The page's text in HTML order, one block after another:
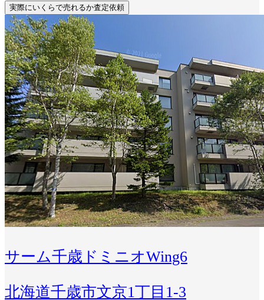
実際にいくらで売れるか査定依頼
サーム千歳ドミニオWing6
北海道千歳市文京1丁目1-3